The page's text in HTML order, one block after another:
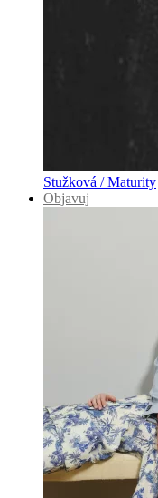
Stužková / Maturity
Objavuj